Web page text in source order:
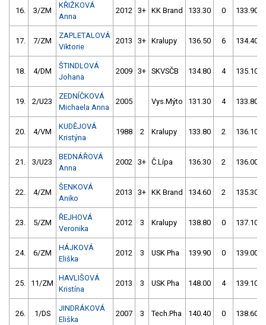
16. 3/ZM
KŘIŽKOVÁ
Anna
2012 3+ KK Brand 133.30 0 133.90
17. 7/ZM
ZAPLETALOVÁ
Viktorie
2013 3+ Kralupy 136.50 6 134.40
18. 4/DM
ŠTINDLOVÁ
Johana
2009 3+ SKVSČB 134.80 4 135.10
19. 2/U23
ZEDNÍČKOVÁ
Michaela Anna
2005 Vys.Mýto 131.30 4 133.80
20. 4/VM
KUDĚJOVÁ
Kristýna
1988 2 Kralupy 133.80 2 136.10
21. 3/U23
BEDNÁŘOVÁ
Anna
2002 3+ Č.Lípa 136.30 2 136.00
22. 4/ZM
ŠENKOVÁ
Aniko
2013 3+ KK Brand 134.60 2 135.30
23. 5/ZM
ŘEJHOVÁ
Veronika
2012 3 Kralupy 138.80 0 137.10
24. 6/ZM
HÁJKOVÁ
Eliška
2012 3 USK Pha 139.90 0 139.00
25. 11/ZM
HAVLIŠOVÁ
Kristína
2013 3 USK Pha 148.00 4 139.10
26. 1/DS
JINDRÁKOVÁ
Eliška
2007 3 Tech.Pha 140.40 0 138.60